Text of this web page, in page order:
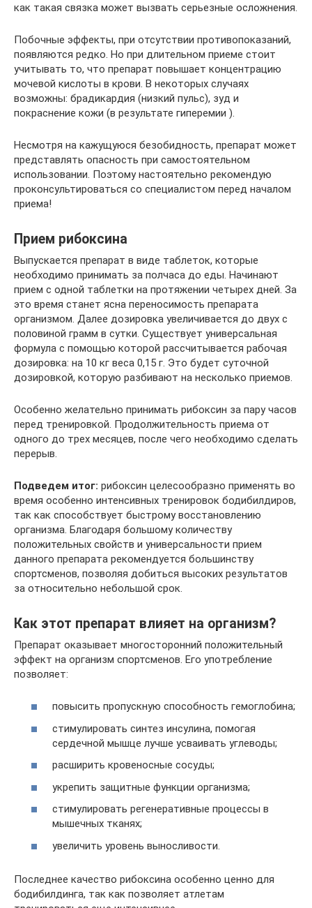
как такая связка может вызвать серьезные осложнения.
Побочные эффекты, при отсутствии противопоказаний,
появляются редко. Но при длительном приеме стоит
учитывать то, что препарат повышает концентрацию
мочевой кислоты в крови. В некоторых случаях
возможны: брадикардия (низкий пульс), зуд и
покраснение кожи (в результате гиперемии ).
Несмотря на кажущуюся безобидность, препарат может
представлять опасность при самостоятельном
использовании. Поэтому настоятельно рекомендую
проконсультироваться со специалистом перед началом
приема!
Прием рибоксина
Выпускается препарат в виде таблеток, которые
необходимо принимать за полчаса до еды. Начинают
прием с одной таблетки на протяжении четырех дней. За
это время станет ясна переносимость препарата
организмом. Далее дозировка увеличивается до двух с
половиной грамм в сутки. Существует универсальная
формула с помощью которой рассчитывается рабочая
дозировка: на 10 кг веса 0,15 г. Это будет суточной
дозировкой, которую разбивают на несколько приемов.
Особенно желательно принимать рибоксин за пару часов
перед тренировкой. Продолжительность приема от
одного до трех месяцев, после чего необходимо сделать
перерыв.
Подведем итог: рибоксин целесообразно применять во
время особенно интенсивных тренировок бодибилдиров,
так как способствует быстрому восстановлению
организма. Благодаря большому количеству
положительных свойств и универсальности прием
данного препарата рекомендуется большинству
спортсменов, позволяя добиться высоких результатов
за относительно небольшой срок.
Как этот препарат влияет на организм?
Препарат оказывает многосторонний положительный
эффект на организм спортсменов. Его употребление
позволяет:
повысить пропускную способность гемоглобина;
стимулировать синтез инсулина, помогая
сердечной мышце лучше усваивать углеводы;
расширить кровеносные сосуды;
укрепить защитные функции организма;
стимулировать регенеративные процессы в
мышечных тканях;
увеличить уровень выносливости.
Последнее качество рибоксина особенно ценно для
бодибилдинга, так как позволяет атлетам